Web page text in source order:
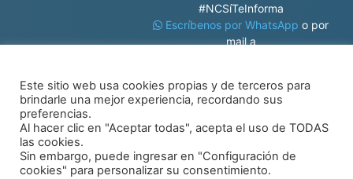
#NCSíTeInforma
Escríbenos por WhatsAppo por
mail a
© Negocios y Convenciones
Este sitio web usa cookies propias y de terceros para
brindarle una mejor experiencia, recordando sus
preferencias.
Al hacer clic en "Aceptar todas", acepta el uso de TODAS
las cookies.
Sin embargo, puede ingresar en "Configuración de
cookies" para personalizar su consentimiento.